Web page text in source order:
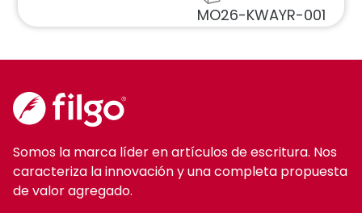
MO26-KWAYR-001
Somos la marca líder en artículos de escritura. Nos
caracteriza la innovación y una completa propuesta
de valor agregado.